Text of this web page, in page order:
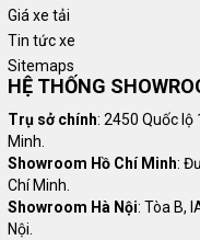
Giá xe tải
Tin tức xe
Sitemaps
HỆ THỐNG
Trụ sở chính: 2450 Quốc lộ
Minh.
Showroom Hồ Chí Minh:
Chí Minh.
Showroom Hà Nội: Tòa B,
Nội.